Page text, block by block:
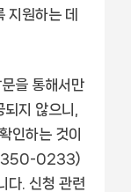
지원하는 데
을 통해서만
지 않으니,
인하는 것이
350-0233)
다. 신청 관련